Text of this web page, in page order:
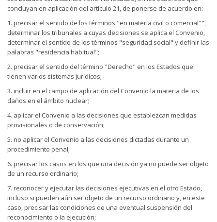
concluyan en aplicación del artículo 21, de ponerse de acuerdo en:
1. precisar el sentido de los términos "en materia civil o comercial"",
determinar los tribunales a cuyas decisiones se aplica el Convenio,
determinar el sentido de los términos "seguridad social" y definir las
palabras "residencia habitual";
2. precisar el sentido del término "Derecho" en los Estados que
tienen varios sistemas jurídicos;
3. incluir en el campo de aplicación del Convenio la materia de los
daños en el ámbito nuclear;
4. aplicar el Convenio a las decisiones que establezcan medidas
provisionales o de conservación;
5. no aplicar el Convenio a las decisiones dictadas durante un
procedimiento penal;
6. precisar los casos en los que una decisión ya no puede ser objeto
de un recurso ordinario;
7. reconocer y ejecutar las decisiones ejecutivas en el otro Estado,
incluso si pueden aún ser objeto de un recurso ordinario y, en este
caso, precisar las condiciones de una eventual suspensión del
reconocimiento o la ejecución;